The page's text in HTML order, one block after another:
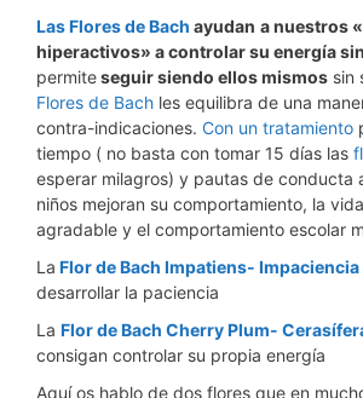
Las Flores de Bach ayudan a nuestros
hiperactivos» a controlar su energía
permiteseguir siendo ellos mismos sin
Flores de Bach les equilibra de una
contra-indicaciones. Con un tratamiento
tiempo ( no basta con tomar 15 días las
esperar milagros) y pautas de conducta
niños mejoran su comportamiento, la
agradable y el comportamiento escolar
La Flor de Bach Impatiens- Impaciencia
desarrollar la paciencia
La Flor de Bach Cherry Plum-
consigan controlar su propia energía
Aquí os hablo de dos flores que en